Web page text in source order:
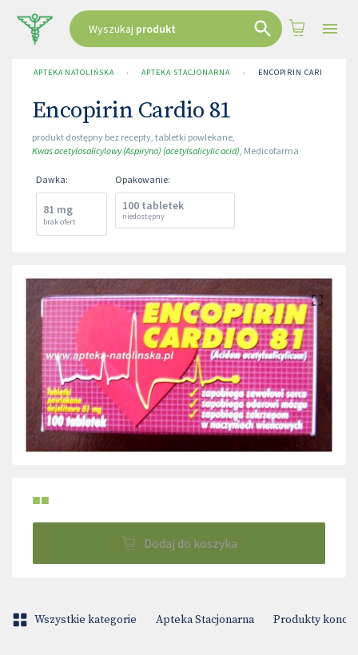
Wyszukaj produkt
APTEKA NATOLIŃSKA › APTEKA STACJONARNA › ENCOPIRIN CARDIO 81
Encopirin Cardio 81
produkt dostępny bez recepty, tabletki powlekane,
Kwas acetylosalicylowy (Aspiryna) (acetylsalicylic acid), Medicofarma
Dawka:
81 mg
brak ofert
Opakowanie:
100 tabletek
niedostępny
■■
Dodaj do koszyka
Wszystkie kategorie Apteka Stacjonarna Produkty